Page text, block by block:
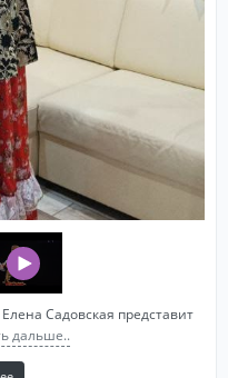
Садовская представит
дальше..